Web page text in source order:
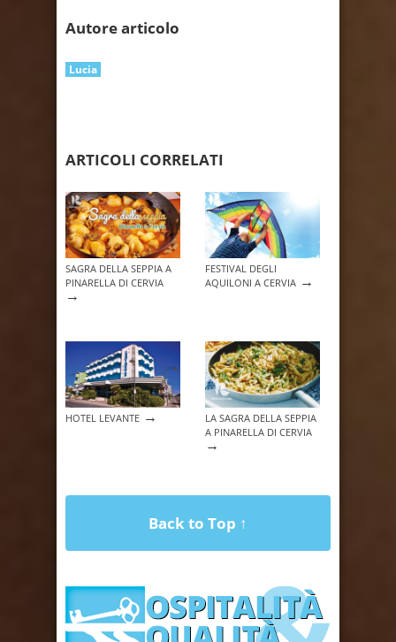
Autore articolo
Lucia
ARTICOLI CORRELATI
SAGRA DELLA SEPPIA A
PINARELLA DI CERVIA
→
FESTIVAL DEGLI
AQUILONI A CERVIA →
HOTEL LEVANTE →
LA SAGRA DELLA SEPPIA
A PINARELLA DI CERVIA
→
Back to Top ↑